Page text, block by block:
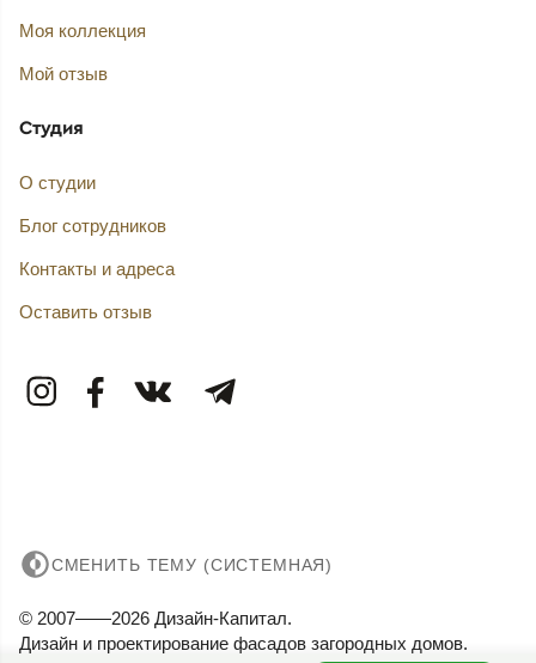
Моя коллекция
Мой отзыв
Студия
О студии
Блог сотрудников
Контакты и адреса
Оставить отзыв
СМЕНИТЬ ТЕМУ (СИСТЕМНАЯ)
© 2007——2026 Дизайн-Капитал.
Дизайн и проектирование фасадов загородных домов.